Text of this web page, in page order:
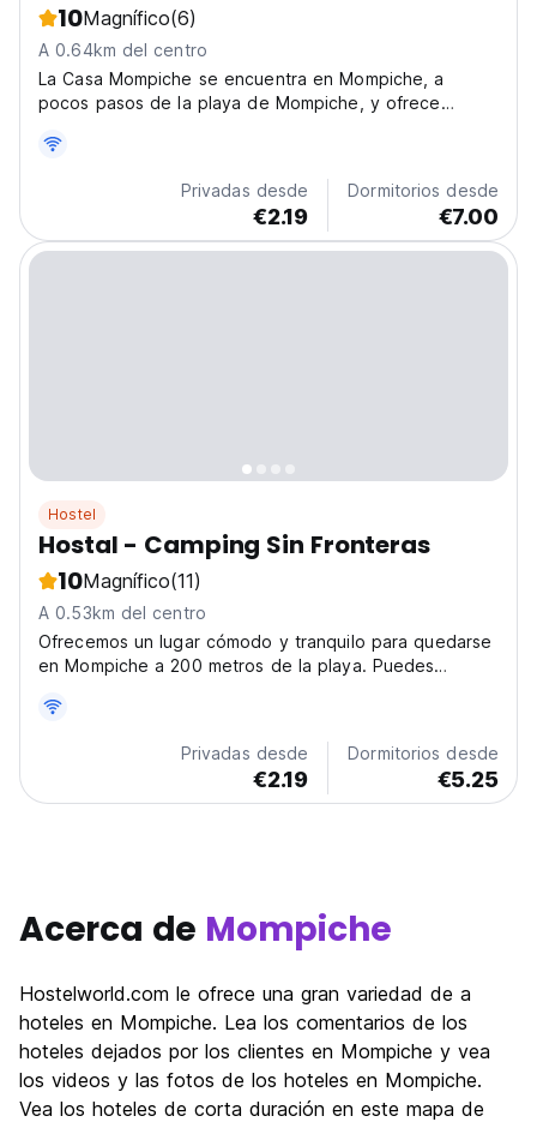
10Magnífico(6)
A 0.64km del centro
La Casa Mompiche se encuentra en Mompiche, a
pocos pasos de la playa de Mompiche, y ofrece
gratuito, jardín y zona de barbacoa.
Privadas desde
€2.19
Dormitorios desde
€7.00
Hostel
Hostal - Camping Sin Fronteras
10Magnífico(11)
A 0.53km del centro
Ofrecemos un lugar cómodo y tranquilo para quedarse
en Mompiche a 200 metros de la playa. Puedes
Privadas desde
€2.19
Dormitorios desde
€5.25
Acerca de Mompiche
Hostelworld.com le ofrece una gran variedad de a
hoteles en Mompiche. Lea los comentarios de los
hoteles dejados por los clientes en Mompiche y vea
los videos y las fotos de los hoteles en Mompiche.
Vea los hoteles de corta duración en este mapa de